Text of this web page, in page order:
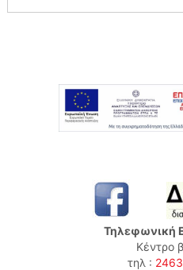
Τηλεφωνική
Κέντρο
τηλ :